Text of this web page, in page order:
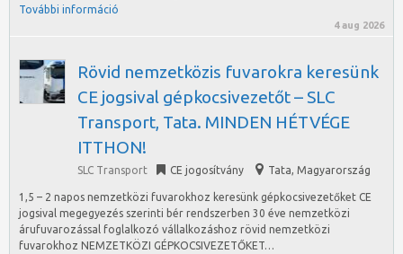
További információ
4 aug 2026
Rövid nemzetközis fuvarokra keresünk
CE jogsival gépkocsivezetőt – SLC
Transport, Tata. MINDEN HÉTVÉGE
ITTHON!
SLC Transport CE jogosítvány Tata, Magyarország
1,5 – 2 napos nemzetközi fuvarokhoz keresünk gépkocsivezetőket CE
jogsival megegyezés szerinti bér rendszerben 30 éve nemzetközi
árufuvarozással foglalkozó vállalkozáshoz rövid nemzetközi
fuvarokhoz NEMZETKÖZI GÉPKOCSIVEZETŐKET…